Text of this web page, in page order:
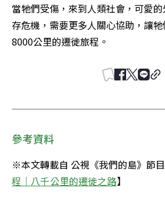
當牠們受傷，來到人類社會，可愛
存危機，需要更多人關心協助，讓
8000公里的遷徙旅程。
參考資料
※本文轉載自 公視《我們的島》節
程｜八千公里的遷徙之路】